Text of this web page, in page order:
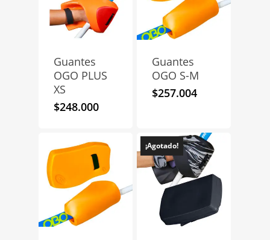
Guantes
OGO PLUS
XS
$248.000
Guantes
OGO S-M
$257.004
¡Agotado!